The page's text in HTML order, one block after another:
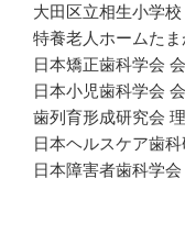
大田区立相生小学校
特養老人ホームた
日本矯正歯科学会
日本小児歯科学会
歯列育形成研究会
日本ヘルスケア歯
日本障害者歯科学会